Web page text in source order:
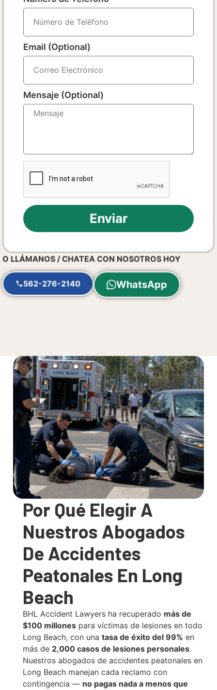
Email (Optional)
Mensaje (Optional)
Enviar
O LLÁMANOS / CHATEA CON NOSOTROS HOY
562-276-2140 WhatsApp
Por Qué Elegir A
Nuestros Abogados
De Accidentes
Peatonales En Long
Beach
BHL Accident Lawyers ha recuperado más de
$100 millonespara víctimas de lesiones en todo
Long Beach, con una tasa de éxito del 99% en
más de 2,000 casos de lesiones personales.
Nuestros abogados de accidentes peatonales en
Long Beach manejan cada reclamo con
contingencia — no pagas nada a menos que